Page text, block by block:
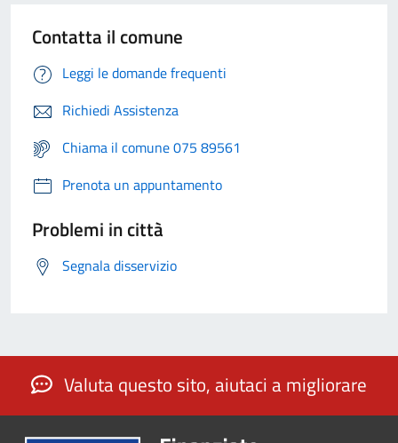
Contatta il comune
Leggi le domande frequenti
Richiedi Assistenza
Chiama il comune 075 89561
Prenota un appuntamento
Problemi in città
Segnala disservizio
Valuta questo sito, aiutaci a migliorare